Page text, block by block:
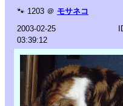
🐾 1203 ＠ モサネコ
2003-02-25
03:39:12